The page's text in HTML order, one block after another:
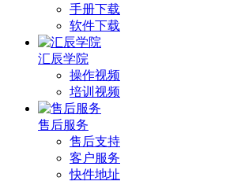
手册下载
软件下载
汇辰学院
操作视频
培训视频
售后服务
售后支持
客户服务
快件地址